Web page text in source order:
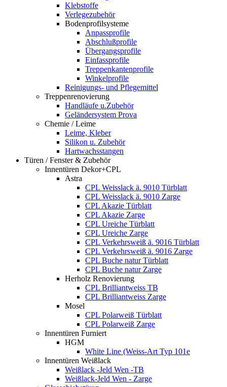
Klebstoffe
Verlegezubehör
Bodenprofilsysteme
Anpassprofile
Abschlußprofile
Übergangsprofile
Einfassprofile
Treppenkantenprofile
Winkelprofile
Reinigungs- und Pflegemittel
Treppenrenovierung
Handläufe u.Zubehör
Geländersystem Prova
Chemie / Leime
Leime, Kleber
Silikon u. Zubehör
Hartwachsstangen
Türen / Fenster & Zubehör
Innentüren Dekor+CPL
Astra
CPL Weisslack ä. 9010 Türblatt
CPL Weisslack ä. 9010 Zarge
CPL Akazie Türblatt
CPL Akazie Zarge
CPL Ureiche Türblatt
CPL Ureiche Zarge
CPL Verkehrsweiß ä. 9016 Türblatt
CPL Verkehrsweiß ä. 9016 Zarge
CPL Buche natur Türblatt
CPL Buche natur Zarge
Herholz Renovierung
CPL Brilliantweiss TB
CPL Brilliantweiss Zarge
Mosel
CPL Polarweiß Türblatt
CPL Polarweiß Zarge
Innentüren Furniert
HGM
White Line (Weiss-Art Typ 101e
Innentüren Weißlack
Weißlack -Jeld Wen -TB
Weißlack-Jeld Wen - Zarge